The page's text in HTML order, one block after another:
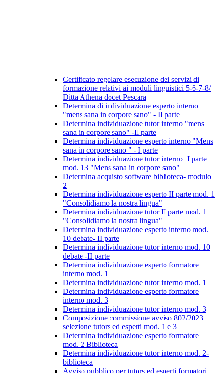
Certificato regolare esecuzione dei servizi di
formazione relativi ai moduli linguistici 5-6-7-8/
Ditta Athena docet Pescara
Determina di individuazione esperto interno
"mens sana in corpore sano" - II parte
Determina individuazione tutor interno "mens
sana in corpore sano" -II parte
Determina individuazione esperto interno "Mens
sana in corpore sano " - I parte
Determina individuazione tutor interno -I parte
mod. 13 "Mens sana in corpore sano"
Determina acquisto software biblioteca- modulo
2
Determina individuazione esperto II parte mod. 1
"Consolidiamo la nostra lingua"
Determina individuazione tutor II parte mod. 1
"Consolidiamo la nostra lingua"
Determina individuazione esperto interno mod.
10 debate- II parte
Determina individuazione tutor interno mod. 10
debate -II parte
Determina individuazione esperto formatore
interno mod. 1
Determina individuazione tutor interno mod. 1
Determina individuazione esperto formatore
interno mod. 3
Determina individuazione tutor interno mod. 3
Composizione commissione avviso 802/2023
selezione tutors ed esperti mod. 1 e 3
Determina individuazione esperto formatore
mod. 2 Biblioteca
Determina individuazione tutor interno mod. 2-
biblioteca
Avviso pubblico per tutors ed esperti formatori